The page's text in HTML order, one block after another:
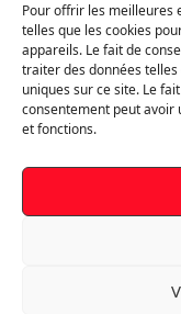
Pour offrir les meilleures
telles que les cookies
appareils. Le fait de
traiter des données
uniques sur ce site. Le
consentement peut avoir
et fonctions.